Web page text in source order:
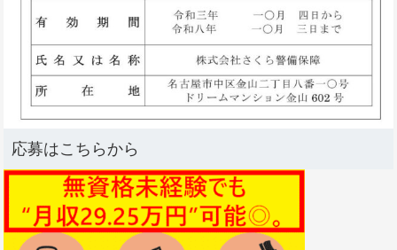
応募はこちらから